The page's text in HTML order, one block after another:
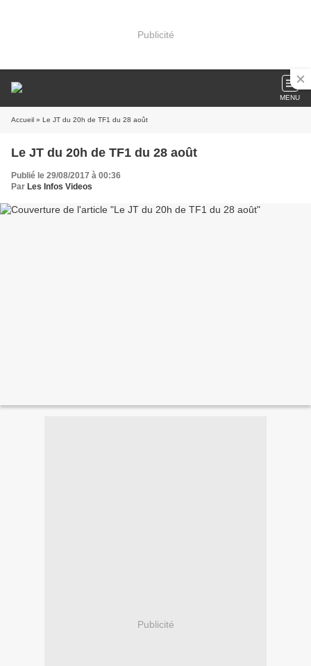
Publicité
MENU
Accueil » Le JT du 20h de TF1 du 28 août
Le JT du 20h de TF1 du 28 août
Publié le 29/08/2017 à 00:36
Par Les Infos Videos
Publicité